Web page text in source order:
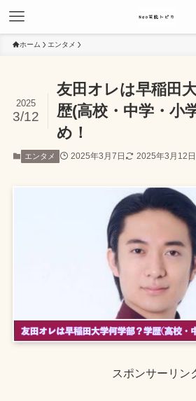
ホーム エンタメ
友田オレは早稲田
歴(高校・中学・小
め！
2025
3/12
エンタメ 2025年3月7日 2025年3月12日
スポンサーリン